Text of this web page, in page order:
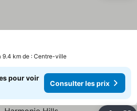
9.4 km de : Centre-ville
pour voir
Consulter les prix